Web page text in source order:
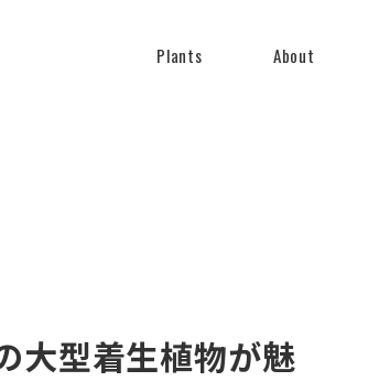
Plants About
大型着生植物が魅